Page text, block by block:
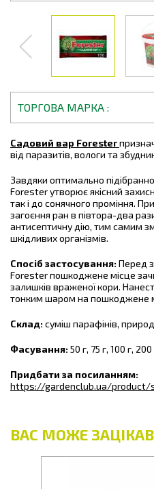
ТОРГОВА МАРКА
Садовий вар Forester
від паразитів, вологи та
Завдяки оптимально
Forester утворює якісний
так і до сонячного проміння.
загоєння ран в півтора-два
антисептичну дію, тим самим
шкідливих організмів.
Спосіб застосування:Перед
Forester пошкоджене місце
залишків враженої кори.
тонким шаром на пошкоджене
Склад:суміш парафінів,
Фасування:50 г, 75 г, 100 г,
Придбати за посиланням:
https://gardenclub.ua/product/
ВАС МОЖЕ